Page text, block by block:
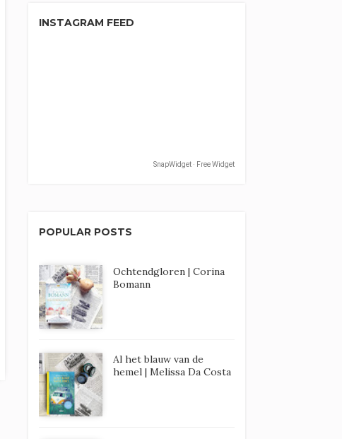
INSTAGRAM FEED
SnapWidget · Free Widget
POPULAR POSTS
Ochtendgloren | Corina
Bomann
Al het blauw van de
hemel | Melissa Da Costa